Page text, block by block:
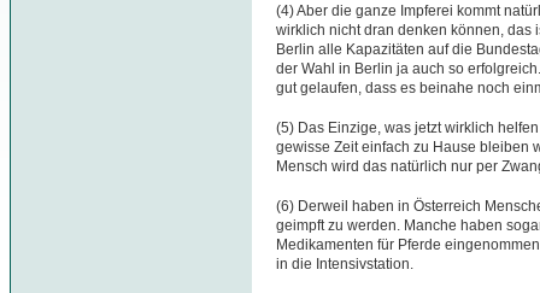
(4) Aber die ganze Impferei kommt
wirklich nicht dran denken können, das
Berlin alle Kapazitäten auf die
der Wahl in Berlin ja auch so
gut gelaufen, dass es beinahe noch
(5) Das Einzige, was jetzt wirklich
gewisse Zeit einfach zu Hause bleiben
Mensch wird das natürlich nur per
(6) Derweil haben in Österreich
geimpft zu werden. Manche haben
Medikamenten für Pferde
in die Intensivstation.